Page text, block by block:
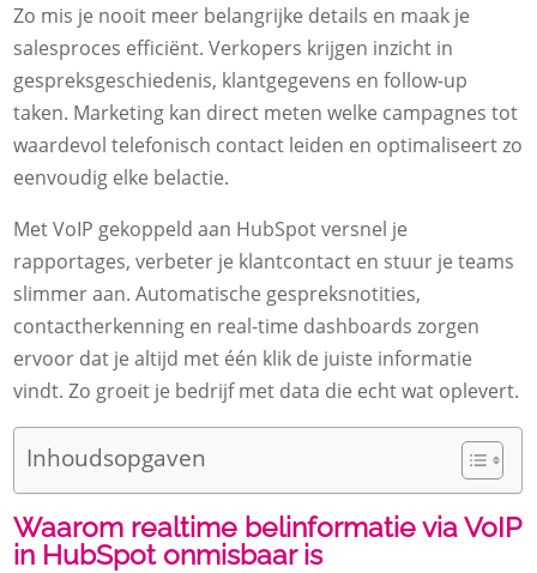
Zo mis je nooit meer belangrijke details en maak je
salesproces efficiënt. Verkopers krijgen inzicht in
gespreksgeschiedenis, klantgegevens en follow-up
taken. Marketing kan direct meten welke campagnes tot
waardevol telefonisch contact leiden en optimaliseert zo
eenvoudig elke belactie.
Met VoIP gekoppeld aan HubSpot versnel je
rapportages, verbeter je klantcontact en stuur je teams
slimmer aan. Automatische gespreksnotities,
contactherkenning en real-time dashboards zorgen
ervoor dat je altijd met één klik de juiste informatie
vindt. Zo groeit je bedrijf met data die echt wat oplevert.
Inhoudsopgaven
Waarom realtime belinformatie via VoIP
in HubSpot onmisbaar is